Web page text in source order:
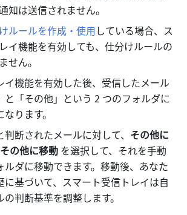
知は送信されません。
ルールを作成・使用している場合、ス
イ機能を有効しても、仕分けルールの
せん。
イ機能を有効した後、受信したメール
と「その他」という 2 つのフォルダに
ります。
判断されたメールに対して、 その他に
の他に移動 を選択して、それを手動
ルダに移動できます。移動後、あなた
に基づいて、スマート受信トレイは自
判断基準を調整します。